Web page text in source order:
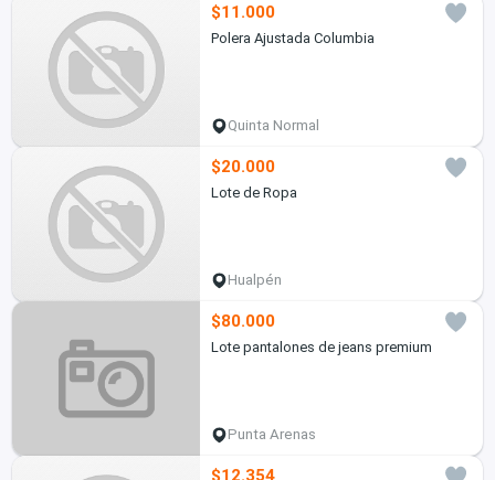
$11.000
Polera Ajustada Columbia
Quinta Normal
$20.000
Lote de Ropa
Hualpén
$80.000
Lote pantalones de jeans premium
Punta Arenas
$12.354